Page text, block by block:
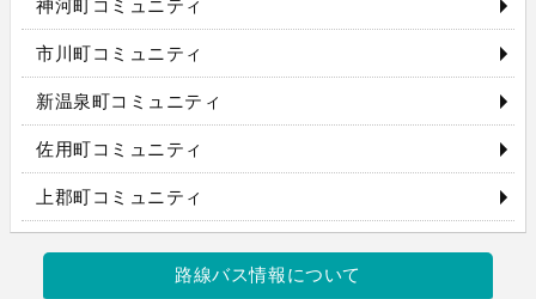
神河町コミュニティ
市川町コミュニティ
新温泉町コミュニティ
佐用町コミュニティ
上郡町コミュニティ
路線バス情報について